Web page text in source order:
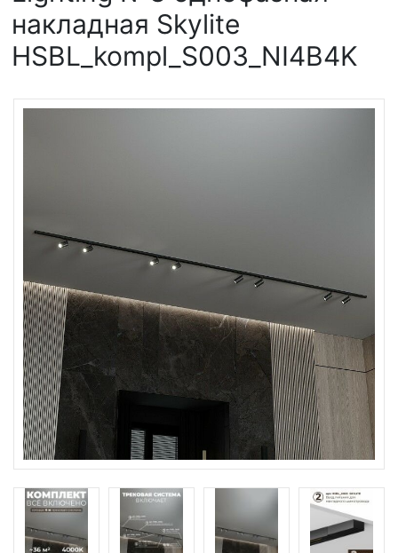
накладная Skylite
HSBL_kompl_S003_NI4B4K